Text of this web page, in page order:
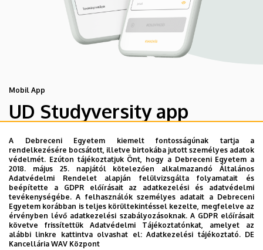
Mobil App
UD Studyversity app
Engedd meg, hogy figyelmedbe ajánljuk a Debreceni
Egyetem új applikációját, melyet hallgatói számára
készített. Az alkalmazás bevezetésével célunk, hogy
segítsünk eligazodni az egyetemi mindennapokban, a
tanulmányaiddal kapcsolatban gyorsan elérhető
információkat biztosítsunk, útmutatót adjunk az egyetemi
évek során felmerülő helyzetekkel, kérdésekkel
kapcsolatban, továbbá „zsebközelbe” hozzuk az Egyetem
A Debreceni Egyetem kiemelt fontosságúnak tartja a
rendelkezésére bocsátott, illetve birtokába jutott személyes adatok
védelmét. Ezúton tájékoztatjuk Önt, hogy a Debreceni Egyetem a
2018. május 25. napjától kötelezően alkalmazandó Általános
Adatvédelmi Rendelet alapján felülvizsgálta folyamatait és
beépítette a GDPR előírásait az adatkezelési és adatvédelmi
tevékenységébe. A felhasználók személyes adatait a Debreceni
Egyetem korábban is teljes körültekintéssel kezelte, megfelelve az
érvényben lévő adatkezelési szabályozásoknak. A GDPR előírásait
követve frissítettük Adatvédelmi Tájékoztatónkat, amelyet az
alábbi linkre kattintva olvashat el:Adatkezelési tájékoztató. DE
Kancellária WAV Központ